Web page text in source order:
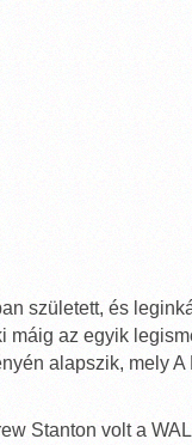
született, és
máig az egyik
alapszik, mely
Stanton volt a